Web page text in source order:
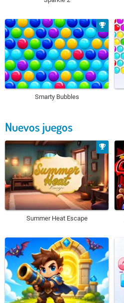
Smarty Bubbles
Nuevos juegos
Summer Heat Escape